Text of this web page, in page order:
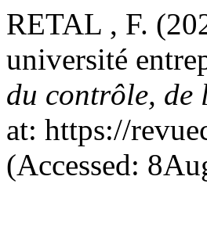
RETAL , F.
université
du contrôle,
at: https://
(Accessed: